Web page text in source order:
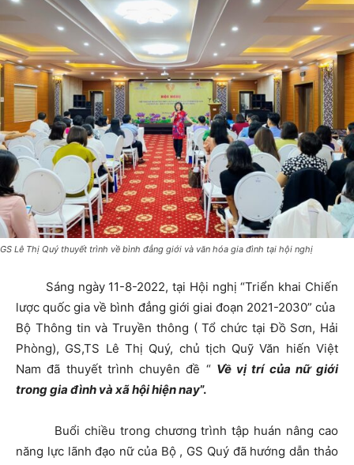
GS Lê Thị Quý thuyết trình về bình đẳng giới và văn hóa gia đình tại hội nghị
Sáng ngày 11-8-2022, tại Hội nghị “Triển khai Chiến
lược quốc gia về bình đẳng giới giai đoạn 2021-2030” của
Bộ Thông tin và Truyền thông ( Tổ chức tại Đồ Sơn, Hải
Phòng), GS,TS Lê Thị Quý, chủ tịch Quỹ Văn hiến Việt
Nam đã thuyết trình chuyên đề “ Về vị trí của nữ giới
trong gia đình và xã hội hiện nay”.
Buổi chiều trong chương trình tập huán nâng cao
năng lực lãnh đạo nữ của Bộ , GS Quý đã hướng dẫn thảo